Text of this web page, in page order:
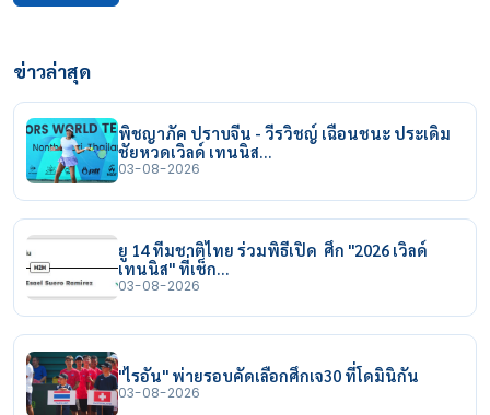
ข่าวล่าสุด
พิชญาภัค ปราบจีน - วีรวิชญ์ เฉือนชนะ ประเดิม
ชัยหวดเวิลด์ เทนนิส…
03-08-2026
ยู 14 ทีมชาติไทย ร่วมพิธีเปิด ศึก "2026 เวิลด์
เทนนิส" ที่เช็ก…
03-08-2026
"ไรอัน" พ่ายรอบคัดเลือกศึกเจ30 ที่โดมินิกัน
03-08-2026